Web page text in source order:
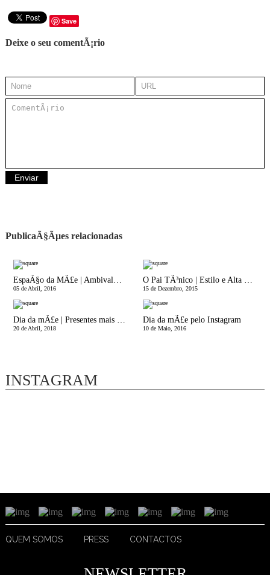
Save
Deixe o seu comentÃ¡rio
PublicaÃ§Ãµes relacionadas
05 de Abril, 2016 15 de Dezembro, 2015
20 de Abril, 2018
Dia da mÃ£e pelo Instagram
10 de Maio, 2016
INSTAGRAM
QUEM SOMOS PRESS CONTACTOS